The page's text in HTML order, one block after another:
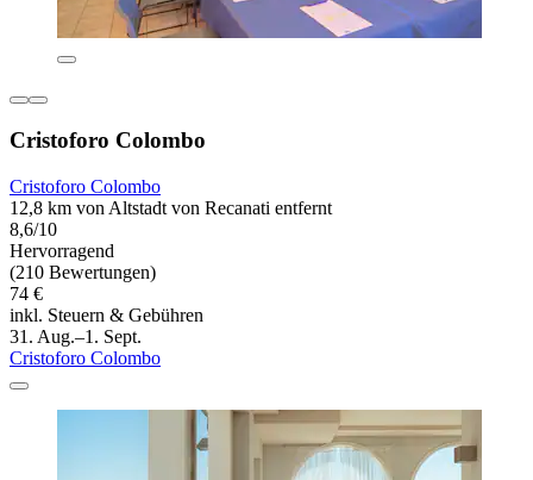
Cristoforo Colombo
Cristoforo Colombo
12,8 km von Altstadt von Recanati entfernt
8,6/10
Hervorragend
(210 Bewertungen)
74 €
inkl. Steuern & Gebühren
31. Aug.–1. Sept.
Cristoforo Colombo